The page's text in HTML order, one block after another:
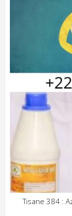
Tisane 384 :